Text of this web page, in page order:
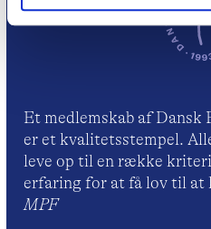
Et medlemskab af
er et kvalitetsstempel.
leve op til en række
erfaring for at få lov til at
MPF